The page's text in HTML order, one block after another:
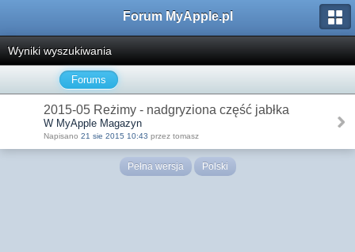
Forum MyApple.pl
Wyniki wyszukiwania
Forums
2015-05 Reżimy - nadgryziona część jabłka
W MyApple Magazyn
Napisano 21 sie 2015 10:43 przez tomasz
Pełna wersja Polski